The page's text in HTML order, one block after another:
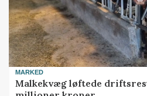
MARKED
Malkekvæg løftede